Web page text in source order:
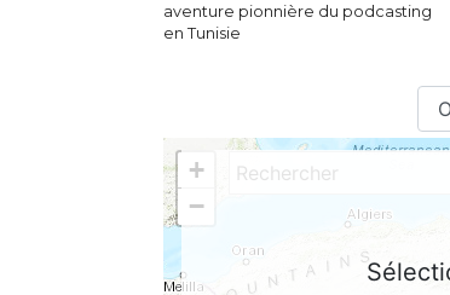
aventure pionnière du podcasting
en Tunisie